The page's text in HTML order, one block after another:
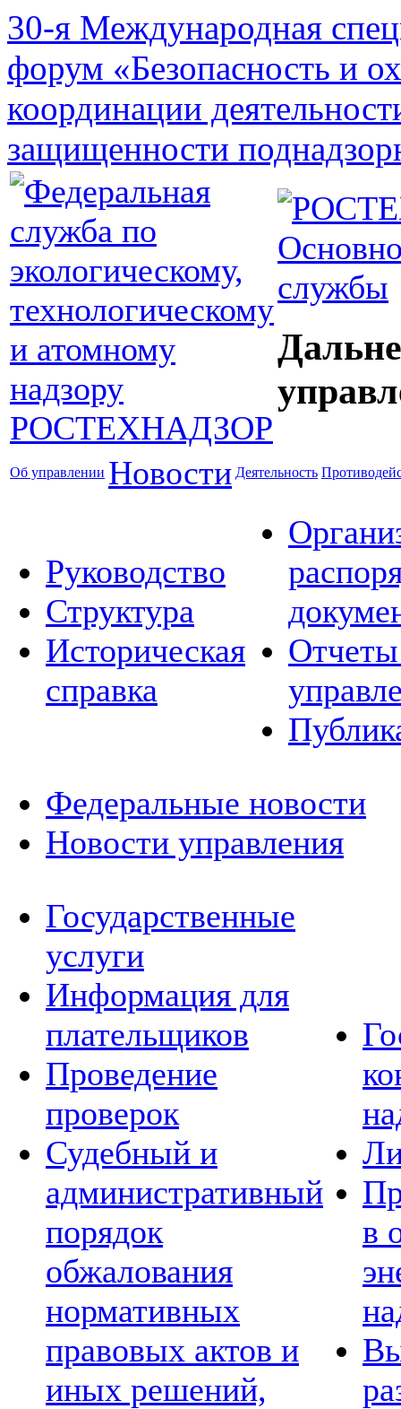
30-я Международная
форум «Безопасность и
координации
защищенности
службы
Об управлении Новости Деятельность
Руководство
Структура
Историческая
справка
Отчеты
Федеральные новости
Новости управления
Государственные
услуги
Информация для
плательщиков
Проведение
проверок
Судебный и
административный
порядок
обжалования
нормативных
правовых актов и
иных решений,
в